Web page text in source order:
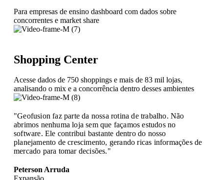
Para empresas de ensino dashboard com dados sobre
concorrentes e market share
Shopping Center
Acesse dados de 750 shoppings e mais de 83 mil lojas,
analisando o mix e a concorrência dentro desses ambientes
"Geofusion faz parte da nossa rotina de trabalho. Não
abrimos nenhuma loja sem que façamos estudos no
software. Ele contribui bastante dentro do nosso
planejamento de crescimento, gerando ricas informações de
mercado para tomar decisões."
Peterson Arruda